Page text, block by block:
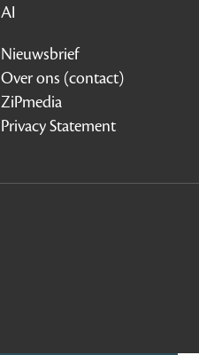
AI
Nieuwsbrief
Over ons (contact)
ZiPmedia
Privacy Statement